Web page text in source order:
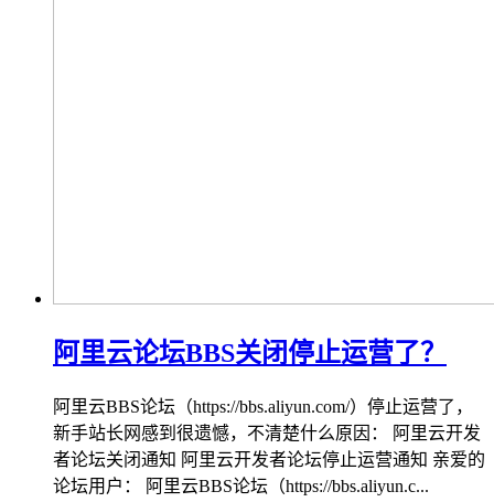
阿里云论坛BBS关闭停止运营了？
阿里云BBS论坛（https://bbs.aliyun.com/）停止运营了，
新手站长网感到很遗憾，不清楚什么原因： 阿里云开发
者论坛关闭通知 阿里云开发者论坛停止运营通知 亲爱的
论坛用户： 阿里云BBS论坛（https://bbs.aliyun.c...